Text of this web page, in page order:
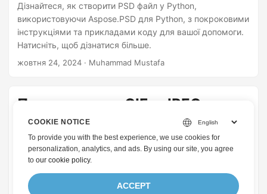
Дізнайтеся, як створити PSD файл у Python,
використовуючи Aspose.PSD для Python, з покроковими
інструкціями та прикладами коду для вашої допомоги.
Натисніть, щоб дізнатися більше.
жовтня 24, 2024 · Muhammad Mustafa
Перетворення GIF у JPEG в
Python програмно
Давайте дізнаємося, як перетворити GIF у JPEG в
Python за допомогою Aspose.Imaging. Відкрийте для
та API для перетворення зображень.
COOKIE NOTICE
To provide you with the best experience, we use cookies for
personalization, analytics, and ads. By using our site, you agree
toour cookie policy.
ACCEPT